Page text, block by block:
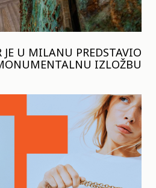
JE U MILANU PREDSTAVIO
IZLOŽBU